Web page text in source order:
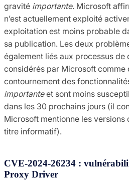
gravité importante. Microsoft
n’est actuellement exploité
exploitation est moins probable
sa publication. Les deux
également liés aux processus
considérés par Microsoft comme
contournement des
importanteet sont moins
dans les 30 prochains jours (il
Microsoft mentionne les versions
titre informatif).
CVE-2024-26234 :
Proxy Driver